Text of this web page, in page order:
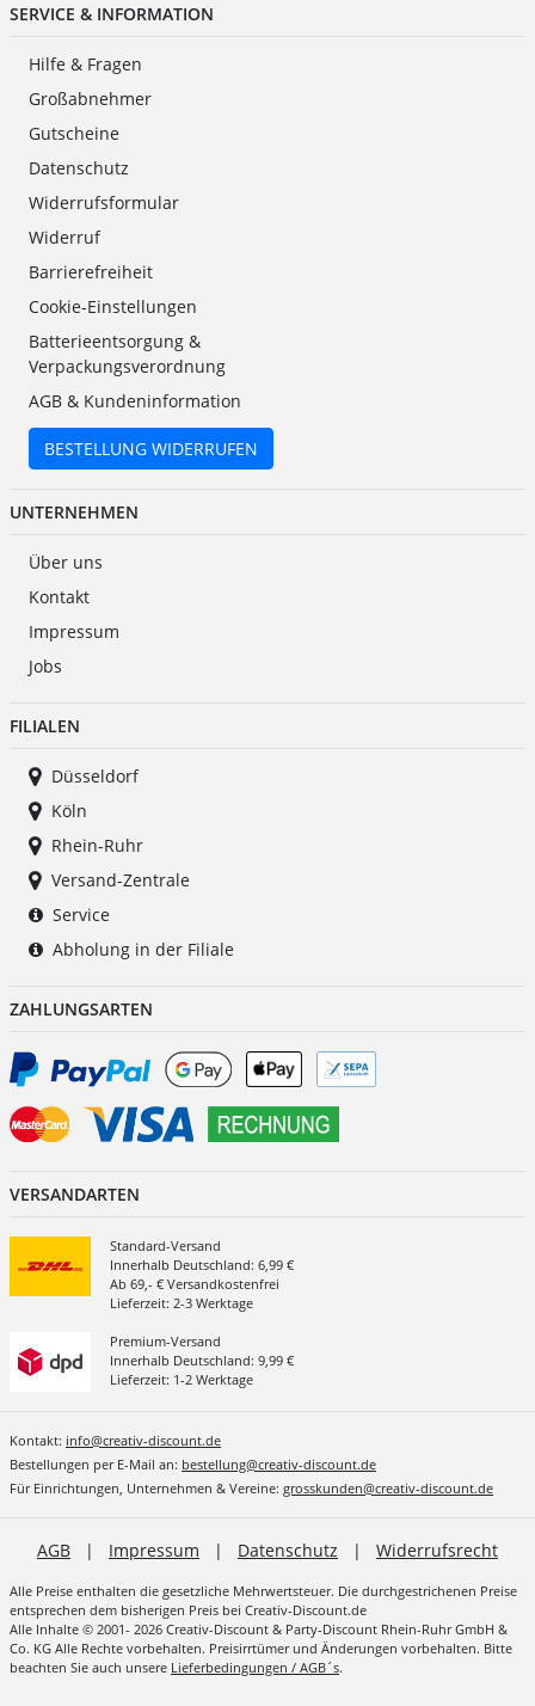
SERVICE & INFORMATION
Hilfe & Fragen
Großabnehmer
Gutscheine
Datenschutz
Widerrufsformular
Widerruf
Barrierefreiheit
Cookie-Einstellungen
Batterieentsorgung &
Verpackungsverordnung
AGB & Kundeninformation
BESTELLUNG WIDERRUFEN
UNTERNEHMEN
Über uns
Kontakt
Impressum
Jobs
FILIALEN
Düsseldorf
Köln
Rhein-Ruhr
Versand-Zentrale
Service
Abholung in der Filiale
ZAHLUNGSARTEN
VERSANDARTEN
Standard-Versand
Innerhalb Deutschland: 6,99 €
Ab 69,- € Versandkostenfrei
Lieferzeit: 2-3 Werktage
Premium-Versand
Innerhalb Deutschland: 9,99 €
Lieferzeit: 1-2 Werktage
Kontakt: info@creativ-discount.de
Bestellungen per E-Mail an: bestellung@creativ-discount.de
Für Einrichtungen, Unternehmen & Vereine: grosskunden@creativ-discount.de
AGB | Impressum | Datenschutz | Widerrufsrecht
Alle Preise enthalten die gesetzliche Mehrwertsteuer. Die durchgestrichenen Preise
entsprechen dem bisherigen Preis bei Creativ-Discount.de
Alle Inhalte © 2001- 2026 Creativ-Discount & Party-Discount Rhein-Ruhr GmbH &
Co. KG Alle Rechte vorbehalten. Preisirrtümer und Änderungen vorbehalten. Bitte
beachten Sie auch unsere Lieferbedingungen / AGB´s.